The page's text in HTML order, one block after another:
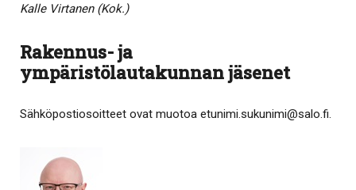
Kalle Virtanen (Kok.)
Rakennus- ja
ympäristölautakunnan jäsenet
Sähköpostiosoitteet ovat muotoa etunimi.​sukunimi​@​salo.​fi​.